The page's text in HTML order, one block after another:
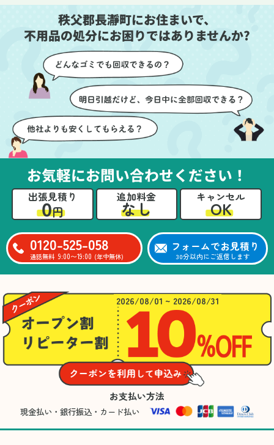
イテムの仕分けを迅速か
つ丁寧に対応していただ
けたのがありがたかった
です。家族それぞれが必
要なものを確認しながら
進めることができ、安心
感を持って作業をお任せ
できました。さらに、作
業終了後には部屋全体を
清掃していただき、まる
で新しい家のような清潔
感に感動しました。
壁や床を傷つけないよう
に細心の注意を払ってい
ただき、家全体がスムー
ズに片付いていくのがと
ても嬉しかったです。作
業が終わった後には、こ
ちらからお願いしなくて
も部屋を簡単に清掃して
いただけたのも好印象で
した。
いても教えていただき、
今後の片付けにも役立つ
知識が増えました。また
何かあれば、ぜひお願い
心のこもったサービスを
ありがとうございまし
た。
秩父郡長瀞町にお住まいで、
不用品の処分にお困りではありませんか?
お気軽にお問い合わせください！
出張見積り
0円
追加料金
なし
キャンセル
OK
0120-525-058
通話無料 9:00〜19:00 (年中無休)
フォームでお見積り
30分以内にご返信します
2026/08/01 ~ 2026/08/31
お支払い方法
現金払い・銀行振込・カード払い